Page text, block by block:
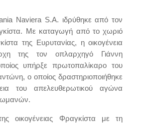
Naviera S.A. ιδρύθηκε από τον
Με καταγωγή από το χωριό
της Ευρυτανίας, η οικογένεια
της τον οπλαρχηγό Γιάννη
υπήρξε πρωτοπαλίκαρο του
ο οποίος δραστηριοποιήθηκε
του απελευθερωτικού αγώνα
οικογένειας Φραγκίστα με τη